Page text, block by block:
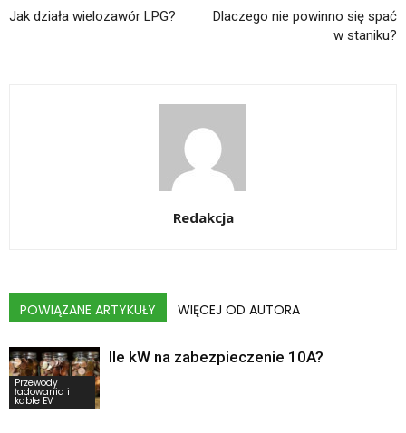
Jak działa wielozawór LPG?
Dlaczego nie powinno się spać
w staniku?
Redakcja
POWIĄZANE ARTYKUŁY WIĘCEJ OD AUTORA
Przewody
ładowania i
kable EV
Ile kW na zabezpieczenie 10A?